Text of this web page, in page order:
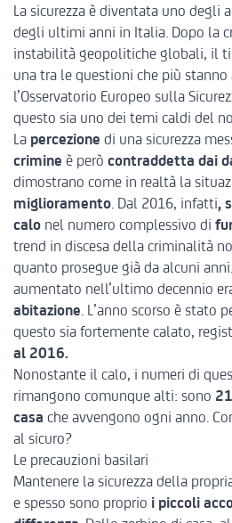
La sicurezza è diventata uno degli
degli ultimi anni in Italia. Dopo la
instabilità geopolitiche globali, il
una tra le questioni che più stanno
l’Osservatorio Europeo sulla
questo sia uno dei temi caldi del
La percezione di una sicurezza
crimine è però contraddetta dai
dimostrano come in realtà la
miglioramento. Dal 2016, infatti,
calo nel numero complessivo di
trend in discesa della criminalità
quanto prosegue già da alcuni
aumentato nell’ultimo decennio
abitazione. L’anno scorso è stato
questo sia fortemente calato,
al 2016.
Nonostante il calo, i numeri di
rimangono comunque alti: sono
casa che avvengono ogni anno.
al sicuro?
Le precauzioni basilari
Mantenere la sicurezza della
e spesso sono proprio i piccoli